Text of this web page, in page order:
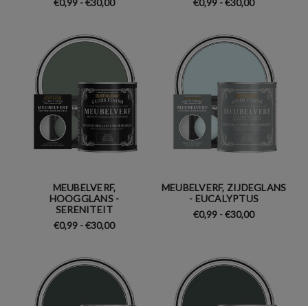
MEUBELVERF,
HOOGGLANS -
SERENITEIT
€0,99 - €30,00
MEUBELVERF, ZIJDEGLANS
- EUCALYPTUS
€0,99 - €30,00